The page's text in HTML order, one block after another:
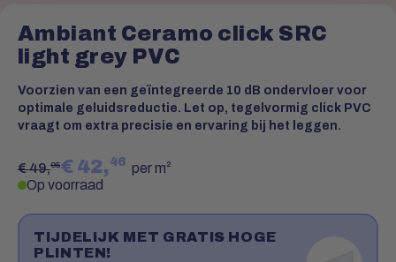
Ambiant Ceramo click SRC
light grey PVC
Voorzien van een geïntegreerde 10 dB ondervloer voor
optimale geluidsreductie. Let op, tegelvormig click PVC
vraagt om extra precisie en ervaring bij het leggen.
€ 49,95€ 42, 46 per m²
Op voorraad
TIJDELIJK MET GRATIS HOGE
PLINTEN!